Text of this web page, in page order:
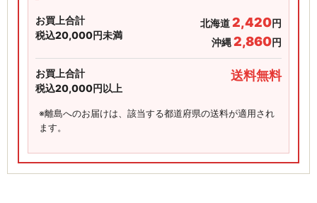
お買上合計
税込20,000円未満
北海道2,420円
沖縄2,860円
お買上合計
税込20,000円以上
送料無料
※離島へのお届けは、該当する都道府県の送料が適用され
ます。